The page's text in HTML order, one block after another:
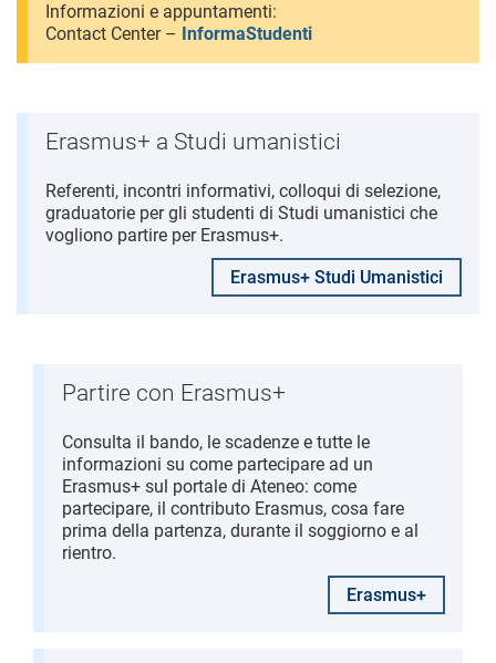
Informazioni e appuntamenti:
Contact Center – InformaStudenti
Erasmus+ a Studi umanistici
Referenti, incontri informativi, colloqui di selezione,
graduatorie per gli studenti di Studi umanistici che
vogliono partire per Erasmus+.
Erasmus+ Studi Umanistici
Partire con Erasmus+
Consulta il bando, le scadenze e tutte le
informazioni su come partecipare ad un
Erasmus+ sul portale di Ateneo: come
partecipare, il contributo Erasmus, cosa fare
prima della partenza, durante il soggiorno e al
rientro.
Erasmus+